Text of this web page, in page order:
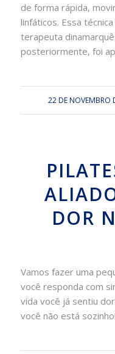
de forma rápida,
linfáticos. Essa
terapeuta
posteriormente, foi
22 DE NOVEMBRO
DOR
Vamos fazer uma
você responda com
vida você já sentiu
você não está sozinho!